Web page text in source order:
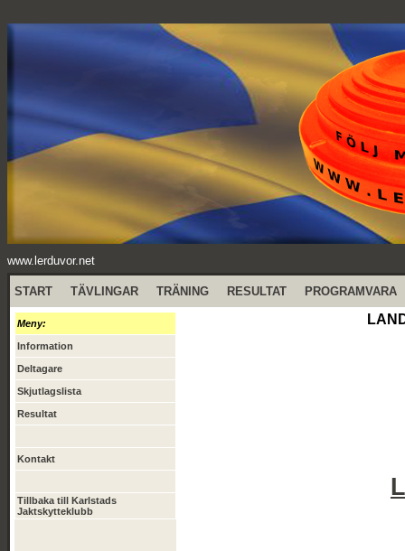
www.lerduvor.net
START TÄVLINGAR TRÄNING RESULTAT PROGRAMVARA
Meny:
Information
Deltagare
Skjutlagslista
Resultat
Kontakt
Tillbaka till Karlstads
Jaktskytteklubb